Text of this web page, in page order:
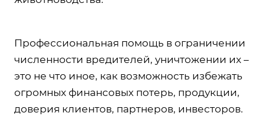
Профессиональная помощь в ограничении
численности вредителей, уничтожении их –
это не что иное, как возможность избежать
огромных финансовых потерь, продукции,
доверия клиентов, партнеров, инвесторов.